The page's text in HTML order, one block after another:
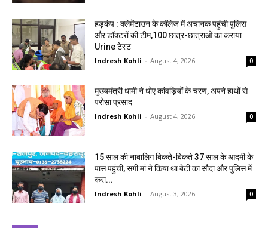
हड़कंप : क्लेमेंटाउन के कॉलेज में अचानक पहुंची पुलिस
और डॉक्टरों की टीम,100 छात्र-छात्राओं का कराया
Urine टेस्ट
Indresh Kohli - August 4, 2026 0
मुख्यमंत्री धामी ने धोए कांवड़ियों के चरण, अपने हाथों से
परोसा प्रसाद
Indresh Kohli - August 4, 2026 0
15 साल की नाबालिग बिकते-बिकते 37 साल के आदमी के
पास पहुंची, सगी मां ने किया था बेटी का सौदा और पुलिस में
करा...
Indresh Kohli - August 3, 2026 0